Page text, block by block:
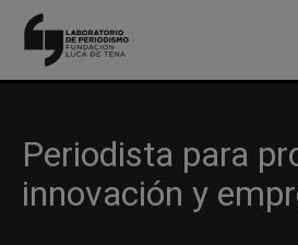
Periodista para
innovación y